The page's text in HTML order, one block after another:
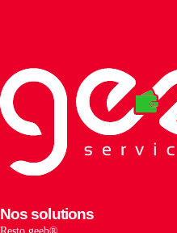
Nos solutions